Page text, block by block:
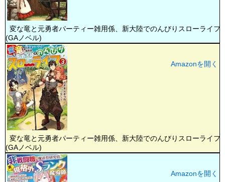
変な竜と元勇者パーティー雑用係、新大陸でのんびりスローライフ
(GAノベル)
変な竜と元勇者パーティー雑用係、新大陸でのんびりスローライフ
(GAノベル)
Amazonを開く
Amazonを開く